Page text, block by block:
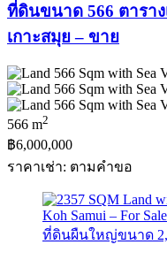
ที่ดินขนาด 566 ตารา
เกาะสมุย – ขาย
566 m2
฿6,000,000
ราคาเช่า: ตามคําขอ
ที่ดินผืนใหญ่ขนาด 2,